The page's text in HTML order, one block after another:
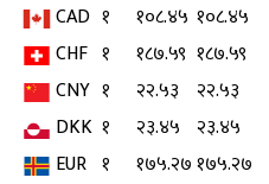
CAD १ १०८.४५ १०८.४५
CHF १ १८७.५९ १८७.५९
CNY १ २२.५३
२२.५३
DKK १ २३.४५ २३.४५
EUR १ १७५.२७१७५.२७